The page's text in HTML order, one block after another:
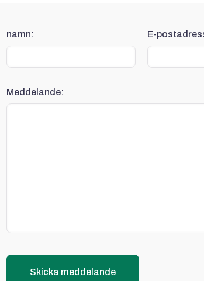
namn: E-
Meddelande: